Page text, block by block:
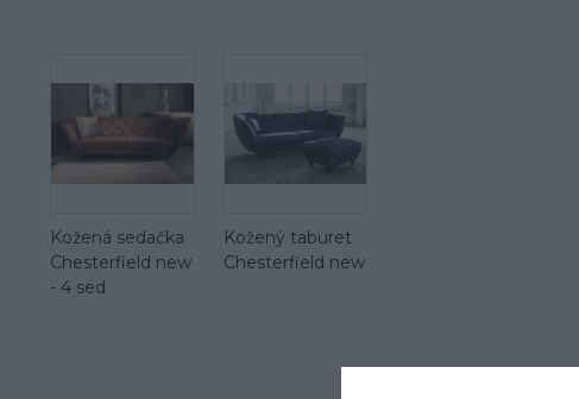
Kožená sedačka
Chesterfield new
- 4 sed
Kožený taburet
Chesterfield new